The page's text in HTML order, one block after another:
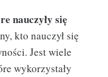
nauczyły się
kto nauczył się
Jest wiele
wykorzystały